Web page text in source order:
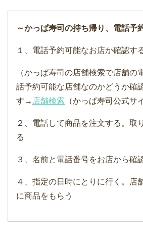
～かっぱ寿司の持ち帰り、電話予
１、電話予約可能なお店か確認す
（かっぱ寿司の店舗検索で店舗の
話予約可能な店舗なのかどうか確
す→ 店舗検索 （かっぱ寿司公式サ
２、電話して商品を注文する。取
る
３、名前と電話番号をお店から確
４、指定の日時にとりに行く。店
に商品をもらう